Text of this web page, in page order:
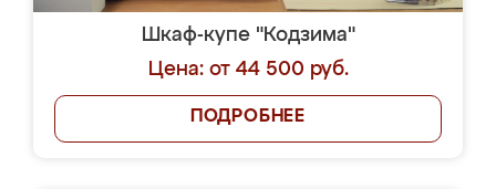
Шкаф-купе "Кодзима"
Цена: от 44 500 руб.
ПОДРОБНЕЕ